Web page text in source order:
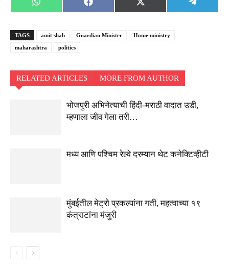
Share
on
WhatsApp
Share
on
Facebook
Share
on
X
(Twitter)
Share
on
TAGS amit shah Guardian Minister
Home ministry
maharashtra
politics
RELATED ARTICLES MORE FROM AUTHOR
भोजपुरी अभिनेत्याची हिंदी-मराठी वादात उडी,
म्हणाला जीव गेला तरी…
मध्य आणि पश्चिम रेल्वे दरम्यान थेट कनेक्टिव्हीटी
मुंबईतील मेट्रो प्रकल्पांना गती, महत्वाच्या १९
कंत्राटांना मंजुरी